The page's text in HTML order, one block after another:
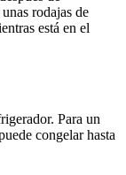
rodajas de
está en el
Para un
congelar hasta